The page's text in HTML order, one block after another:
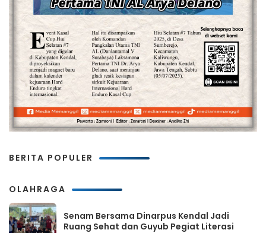
BERITA POPULER
OLAHRAGA
Senam Bersama Dinarpus Kendal Jadi
Ruang Sehat dan Guyub Pegiat Literasi